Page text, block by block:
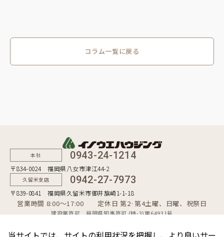
コラム一覧に戻る
本社 0943-24-1214
〒834-0024 福岡県八女市津江44-2
久留米支店 0942-27-7973
〒839-0841 福岡県久留米市御井旗崎1-1-18
営業時間 8:00〜17:00 定休日 第2·第4土曜、日曜、祝祭日
建設業許可 福岡県知事許可 (特-3)第64931号
宅地建物取引業者 福岡県知事（10）第9254号